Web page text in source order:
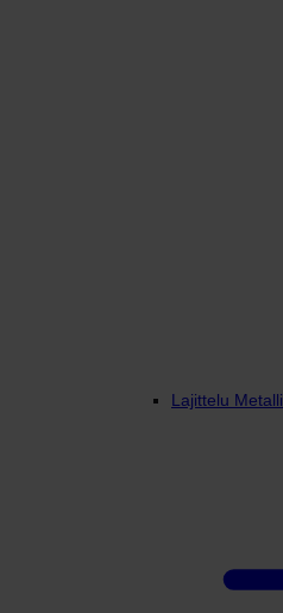
Lajittelu Metalli